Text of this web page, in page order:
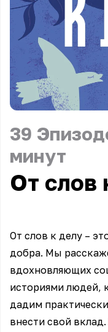
39
минут
От слов
От слов к делу –
добра. Мы
вдохновляющих
историями людей,
дадим
внести свой